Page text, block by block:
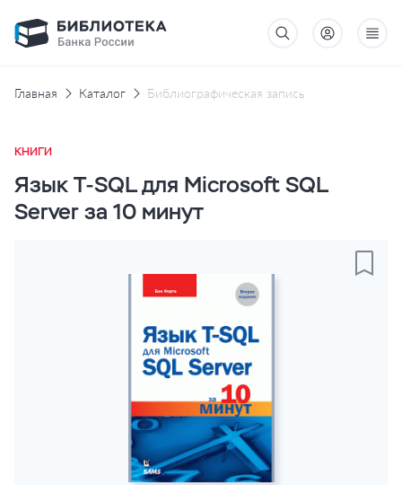
Главная Каталог Библиографическая запись
КНИГИ
Язык T-SQL для Microsoft SQL
Server за 10 минут